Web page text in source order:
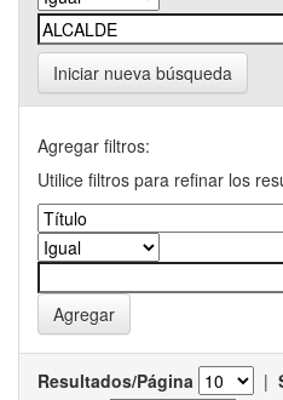
Iniciar nueva búsqueda
Agregar filtros:
Utilice filtros para refinar los
Resultados/Página |